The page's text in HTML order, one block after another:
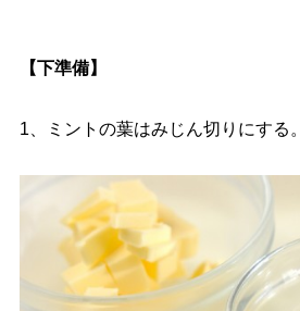
【下準備】
1、ミントの葉はみじん切りにする。